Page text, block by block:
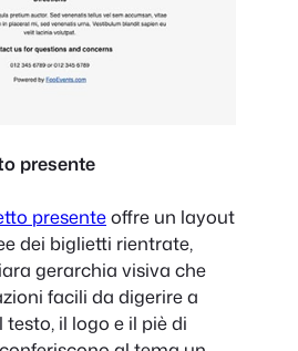
presente
presenteoffre un layout
dei biglietti rientrate,
gerarchia visiva che
facili da digerire a
il logo e il piè di